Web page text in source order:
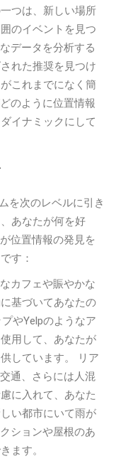
つは、新しい場所
のイベントを見つ
データを分析する
れた推奨を見つけ
これまでになく簡
のように位置情報
イナミックにして
を次のレベルに引き
あなたが何を好
位置情報の発見を
す：
カフェや賑やかな
基づいてあなたの
やYelpのようなア
用して、あなたが
しています。 リア
通、さらには人混
に入れて、あなた
い都市にいて雨が
ションや屋根のあ
ます。